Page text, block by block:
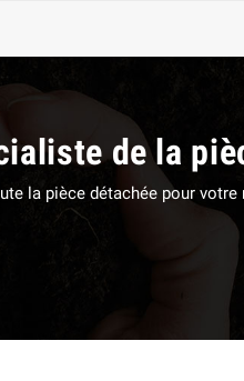
de la
la pièce détachée pour